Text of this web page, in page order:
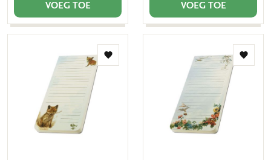
VOEG TOE VOEG TOE
Toevoegen